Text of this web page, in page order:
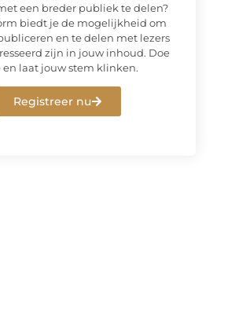
een breder publiek te delen?
biedt je de mogelijkheid om
en te delen met lezers
zijn in jouw inhoud. Doe
en laat jouw stem klinken.
Registreer nu